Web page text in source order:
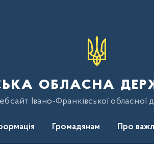
обласна
Івано-Франківської обласної
Громадянам Про